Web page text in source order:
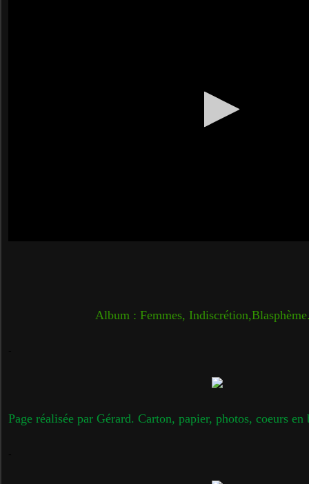
Album : Femmes,
Page réalisée par Gérard. Carton, papier, photos, coeurs en